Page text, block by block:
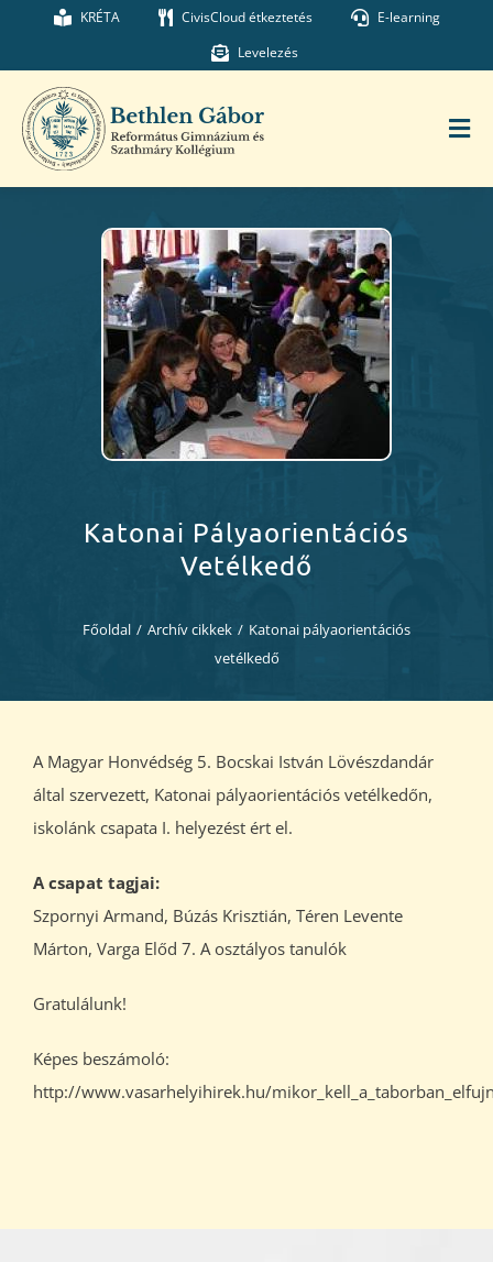
Kihagyás KRÉTA CivisCloud étkeztetés
E-learning
Levelezés
Munkatársaink
Kollégium
Dokumentumok
Katonai Pályaorientációs
Vetélkedő
Főoldal / Archív cikkek / Katonai pályaorientációs
vetélkedő
A Magyar Honvédség 5. Bocskai István Lövészdandár
által szervezett, Katonai pályaorientációs vetélkedőn,
iskolánk csapata I. helyezést ért el.
A csapat tagjai:
Szpornyi Armand, Búzás Krisztián, Téren Levente
Márton, Varga Előd 7. A osztályos tanulók
Gratulálunk!
Képes beszámoló:
http://www.vasarhelyihirek.hu/